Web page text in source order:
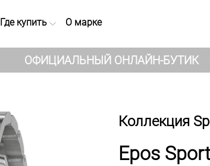
ОФИЦИАЛЬНЫЙ ОНЛАЙН-БУТИК
Где купить О марке
Коллекция
Epos